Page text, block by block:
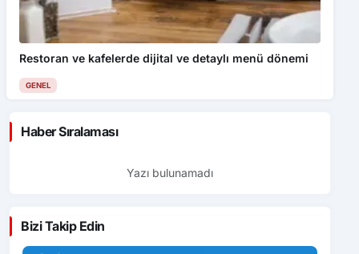
Restoran ve kafelerde dijital ve detaylı menü dönemi
GENEL
Haber Sıralaması
Yazı bulunamadı
Bizi Takip Edin